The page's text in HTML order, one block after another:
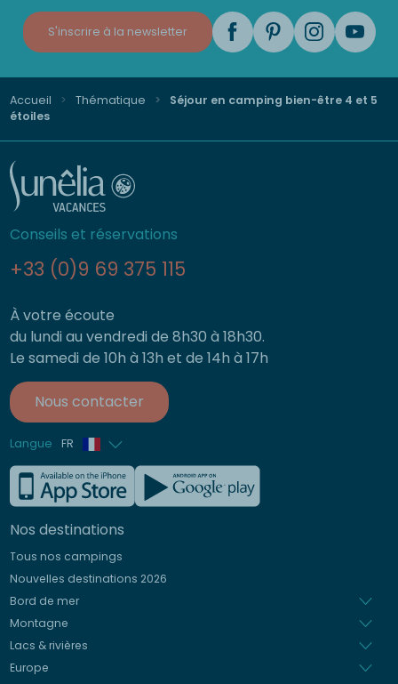
S'inscrire à la newsletter
Accueil Thématique
Séjour en camping bien-être 4 et 5
étoiles
Conseils et réservations
+33 (0)9 69 375 115
À votre écoute
du lundi au vendredi de 8h30 à 18h30.
Le samedi de 10h à 13h et de 14h à 17h
Nous contacter
Langue FR
Anglais
Allemand
Italien
Espagnol
Néerlandais
Nos destinations
Tous nos campings
Nouvelles destinations 2026
Bord de mer
Montagne
Lacs & rivières
Europe